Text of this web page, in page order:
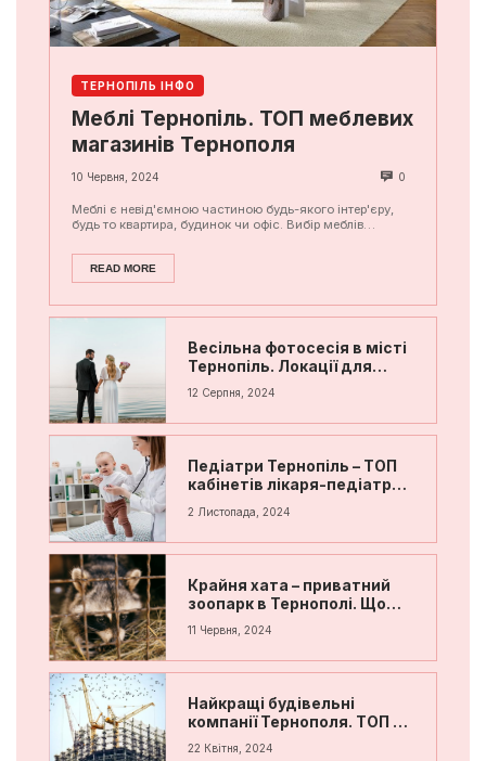
ТЕРНОПІЛЬ ІНФО
Меблі Тернопіль. ТОП меблевих
магазинів Тернополя
10 Червня, 2024 0
Меблі є невід'ємною частиною будь-якого інтер'єру,
будь то квартира, будинок чи офіс. Вибір меблів
READ MORE
Весільна фотосесія в місті
Тернопіль. Локації для
фотосесії
12 Серпня, 2024
Педіатри Тернопіль – ТОП
кабінетів лікаря-педіатра в
2 Листопада, 2024
Крайня хата – приватний
зоопарк в Тернополі. Що
цікавого та яка адреса
11 Червня, 2024
Найкращі будівельні
компанії Тернополя. ТОП 7
забудовників
22 Квітня, 2024